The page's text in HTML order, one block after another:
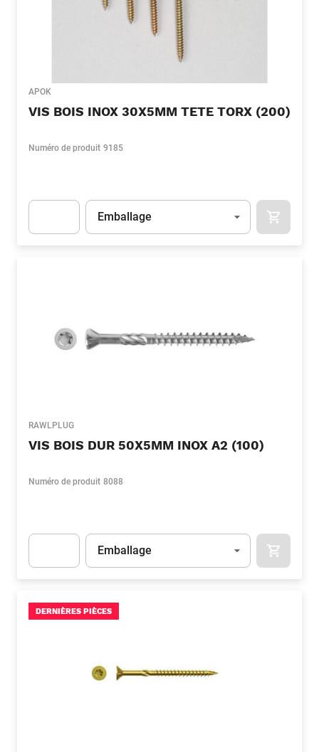
APOK
VIS BOIS INOX 30X5MM TETE TORX (200)
Numéro de produit 9185
Unité
Emballage
RAWLPLUG
VIS BOIS DUR 50X5MM INOX A2 (100)
Numéro de produit 8088
Unité
Emballage
DERNIÈRES PIÈCES